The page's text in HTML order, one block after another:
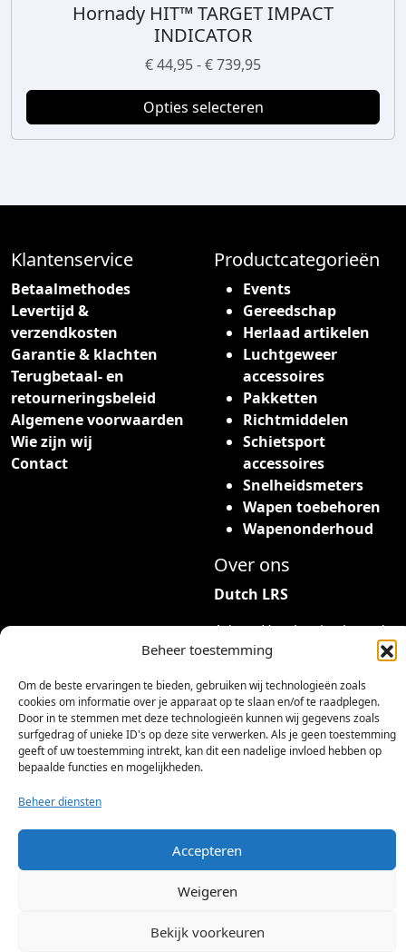
Beheer toestemming
Om de beste ervaringen te bieden, gebruiken wij technologieën zoals
cookies om informatie over je apparaat op te slaan en/of te raadplegen.
Door in te stemmen met deze technologieën kunnen wij gegevens zoals
surfgedrag of unieke ID's op deze site verwerken. Als je geen toestemming
geeft of uw toestemming intrekt, kan dit een nadelige invloed hebben op
bepaalde functies en mogelijkheden.
Beheer diensten
Accepteren
Weigeren
Bekijk voorkeuren
Hornady HIT™ TARGET IMPACT
INDICATOR
€44,95-€739,95P
r
i
j
s
e
:
€
4
4
,
9
5
t
o
t
€
7
9
,
5
Opties selecteren
r
o
d
t
e
f
t
m
e
e
r
d
e
r
t
s
.
D
e
z
e
Klantenservice
Betaalmethodes
Levertijd &
verzendkosten
Garantie & klachten
Terugbetaal- en
retourneringsbeleid
Algemene voorwaarden
Wie zijn wij
Contact
Productcategorieën
Events
Gereedschap
Herlaad artikelen
Luchtgeweer
accessoires
Pakketten
Richtmiddelen
Schietsport
accessoires
Snelheidsmeters
Wapen toebehoren
Wapenonderhoud
Over ons
Dutch LRS
Adres: Hambeukerboord
35
(geen bezoekadres)
info@dutchlrs.nl
+31 45 2123953
2026 Dutch LRS